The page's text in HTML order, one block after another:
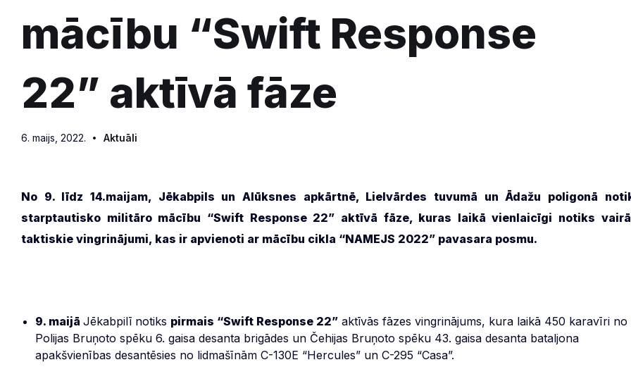
mācību “Swift Response
22” aktīvā fāze
6. maijs, 2022. Aktuāli
No 9. līdz 14.maijam, Jēkabpils un Alūksnes apkārtnē, Lielvārdes tuvumā un Ādažu poligonā
starptautisko militāro mācību “Swift Response 22” aktīvā fāze, kuras laikā vienlaicīgi notiks
taktiskie vingrinājumi, kas ir apvienoti ar mācību cikla “NAMEJS 2022” pavasara posmu.
9. maijā Jēkabpilī notiks pirmais “Swift Response 22” aktīvās fāzes vingrinājums, kura laikā 450 karavīri no
Polijas Bruņoto spēku 6. gaisa desanta brigādes un Čehijas Bruņoto spēku 43. gaisa desanta bataljona
apakšvienības desantēsies no lidmašīnām C-130E “Hercules” un C-295 “Casa”.